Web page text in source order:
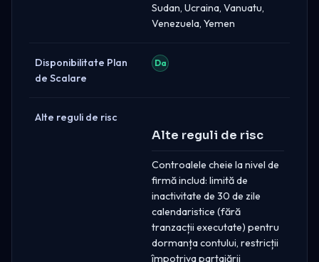
Sudan, Ucraina, Vanuatu,
Venezuela, Yemen
Disponibilitate Plan
de Scalare
Da
Alte reguli de risc
Alte reguli de risc
Controalele cheie la nivel de
firmă includ: limită de
inactivitate de 30 de zile
calendaristice (fără
tranzacții executate) pentru
dormanța contului, restricții
împotriva partajării